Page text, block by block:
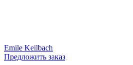
Emile Keilbach
Предложить заказ